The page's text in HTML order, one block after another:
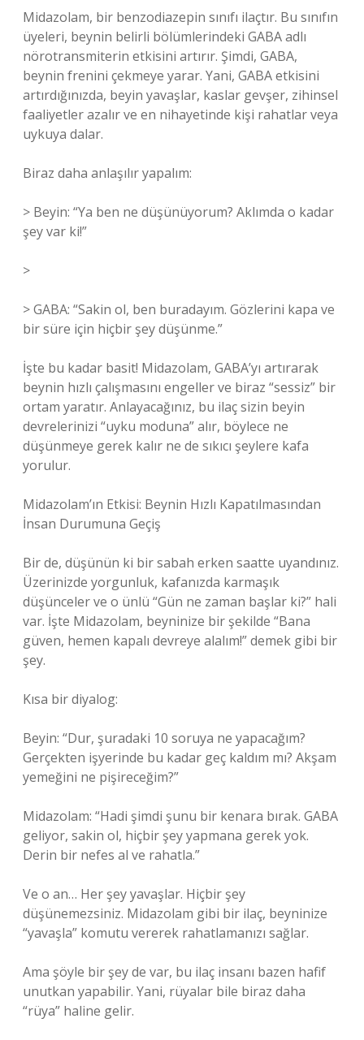
Midazolam, bir benzodiazepin sınıfı ilaçtır. Bu sınıfın
üyeleri, beynin belirli bölümlerindeki GABA adlı
nörotransmiterin etkisini artırır. Şimdi, GABA,
beynin frenini çekmeye yarar. Yani, GABA etkisini
artırdığınızda, beyin yavaşlar, kaslar gevşer, zihinsel
faaliyetler azalır ve en nihayetinde kişi rahatlar veya
uykuya dalar.
Biraz daha anlaşılır yapalım:
> Beyin: “Ya ben ne düşünüyorum? Aklımda o kadar
şey var ki!”
>
> GABA: “Sakin ol, ben buradayım. Gözlerini kapa ve
bir süre için hiçbir şey düşünme.”
İşte bu kadar basit! Midazolam, GABA’yı artırarak
beynin hızlı çalışmasını engeller ve biraz “sessiz” bir
ortam yaratır. Anlayacağınız, bu ilaç sizin beyin
devrelerinizi “uyku moduna” alır, böylece ne
düşünmeye gerek kalır ne de sıkıcı şeylere kafa
yorulur.
Midazolam’ın Etkisi: Beynin Hızlı Kapatılmasından
İnsan Durumuna Geçiş
Bir de, düşünün ki bir sabah erken saatte uyandınız.
Üzerinizde yorgunluk, kafanızda karmaşık
düşünceler ve o ünlü “Gün ne zaman başlar ki?” hali
var. İşte Midazolam, beyninize bir şekilde “Bana
güven, hemen kapalı devreye alalım!” demek gibi bir
şey.
Kısa bir diyalog:
Beyin: “Dur, şuradaki 10 soruya ne yapacağım?
Gerçekten işyerinde bu kadar geç kaldım mı? Akşam
yemeğini ne pişireceğim?”
Midazolam: “Hadi şimdi şunu bir kenara bırak. GABA
geliyor, sakin ol, hiçbir şey yapmana gerek yok.
Derin bir nefes al ve rahatla.”
Ve o an… Her şey yavaşlar. Hiçbir şey
düşünemezsiniz. Midazolam gibi bir ilaç, beyninize
“yavaşla” komutu vererek rahatlamanızı sağlar.
Ama şöyle bir şey de var, bu ilaç insanı bazen hafif
unutkan yapabilir. Yani, rüyalar bile biraz daha
“rüya” haline gelir.